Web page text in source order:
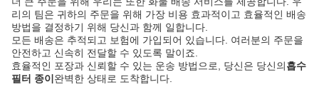
리의 팀은 귀하의 주문을 위해 가장 비용 효과적이고 효율적인 배송
방법을 결정하기 위해 당신과 함께 일합니다.
모든 배송은 추적되고 보험에 가입되어 있습니다. 여러분의 주문을
안전하고 신속히 전달할 수 있도록 말이죠.
효율적인 포장과 신뢰할 수 있는 운송 방법으로, 당신은 당신의흡수
필터 종이 완벽한 상태로 도착합니다.